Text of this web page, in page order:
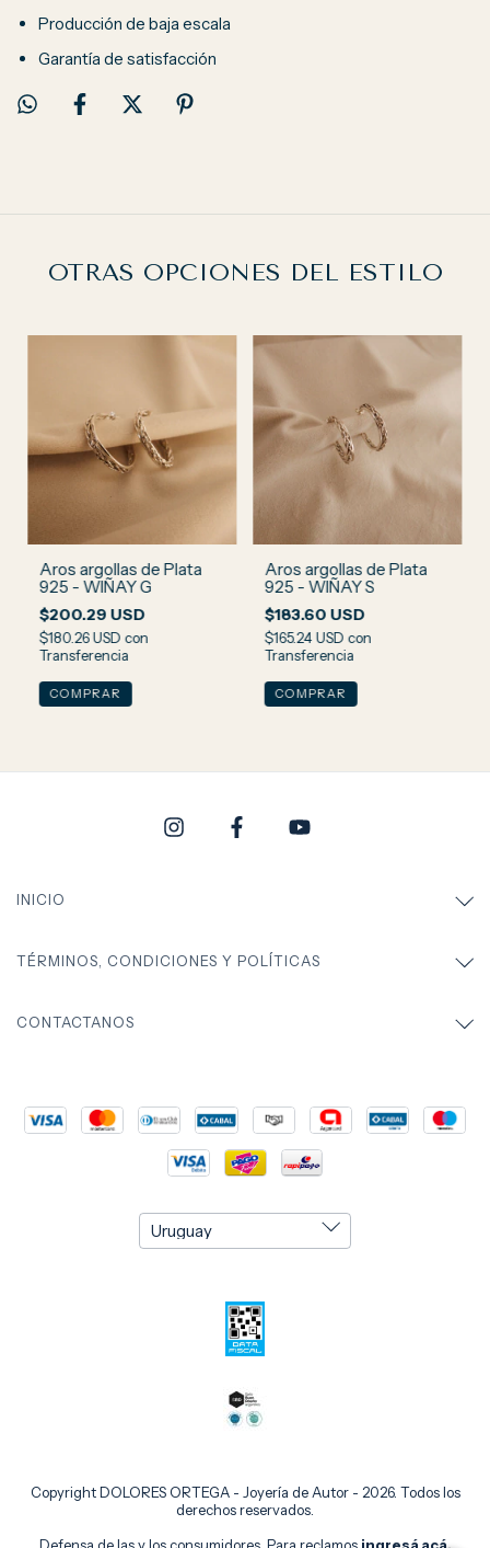
Producción de baja escala
Garantía de satisfacción
OTRAS OPCIONES DEL ESTILO
Aros argollas de Plata
925 - WIÑAY G
$200.29 USD
$180.26 USD con
Transferencia
Aros argollas de Plata
925 - WIÑAY S
$183.60 USD
$165.24 USD con
Transferencia
INICIO
TÉRMINOS, CONDICIONES Y POLÍTICAS
CONTACTANOS
Copyright DOLORES ORTEGA - Joyería de Autor - 2026. Todos los
derechos reservados.
Defensa de las y los consumidores. Para reclamos ingresá acá.